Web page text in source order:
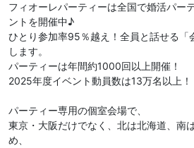
フィオーレパーティーは全国で婚活パー
ントを開催中♪
ひとり参加率95％越え！全員と話せる「
します。
パーティーは年間約1000回以上開催！
2025年度イベント動員数は13万名以上！
パーティー専用の個室会場で、
東京・大阪だけでなく、北は北海道、南
め、